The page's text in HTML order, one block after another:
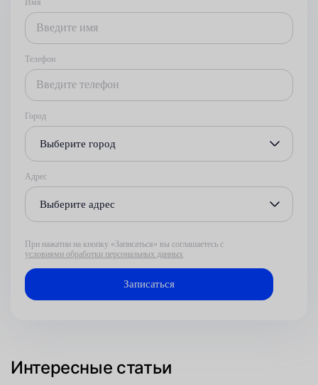
Телефон
Город
Выберите город
Адрес
Выберите адрес
При нажатии на кнопку «Записаться» вы соглашаетесь с
условиями обработки персональных данных
Интересные статьи